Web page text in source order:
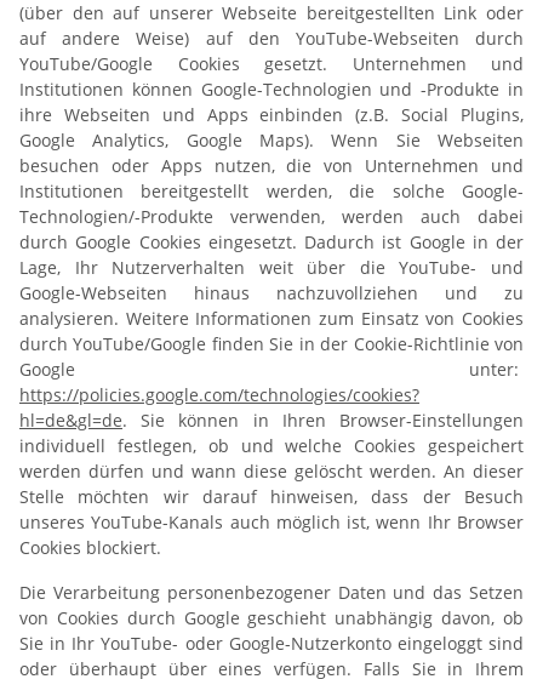
(über den auf unserer Webseite bereitgestellten Link oder
auf andere Weise) auf den YouTube-Webseiten durch
YouTube/Google Cookies gesetzt. Unternehmen und
Institutionen können Google-Technologien und -Produkte in
ihre Webseiten und Apps einbinden (z.B. Social Plugins,
Google Analytics, Google Maps). Wenn Sie Webseiten
besuchen oder Apps nutzen, die von Unternehmen und
Institutionen bereitgestellt werden, die solche Google-
Technologien/-Produkte verwenden, werden auch dabei
durch Google Cookies eingesetzt. Dadurch ist Google in der
Lage, Ihr Nutzerverhalten weit über die YouTube- und
Google-Webseiten hinaus nachzuvollziehen und zu
analysieren. Weitere Informationen zum Einsatz von Cookies
durch YouTube/Google finden Sie in der Cookie-Richtlinie von
Google unter:
https://policies.google.com/technologies/cookies?
hl=de&gl=de. Sie können in Ihren Browser-Einstellungen
individuell festlegen, ob und welche Cookies gespeichert
werden dürfen und wann diese gelöscht werden. An dieser
Stelle möchten wir darauf hinweisen, dass der Besuch
unseres YouTube-Kanals auch möglich ist, wenn Ihr Browser
Cookies blockiert.
Die Verarbeitung personenbezogener Daten und das Setzen
von Cookies durch Google geschieht unabhängig davon, ob
Sie in Ihr YouTube- oder Google-Nutzerkonto eingeloggt sind
oder überhaupt über eines verfügen. Falls Sie in Ihrem